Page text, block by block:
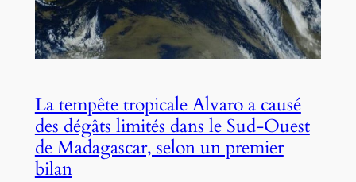
La tempête tropicale Alvaro a causé
des dégâts limités dans le Sud-Ouest
de Madagascar, selon un premier
bilan